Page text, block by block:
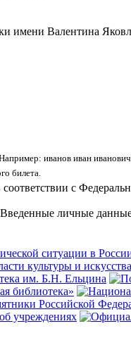
имени Валентина
иванов иван иванович
билета.
соответствии с
личные